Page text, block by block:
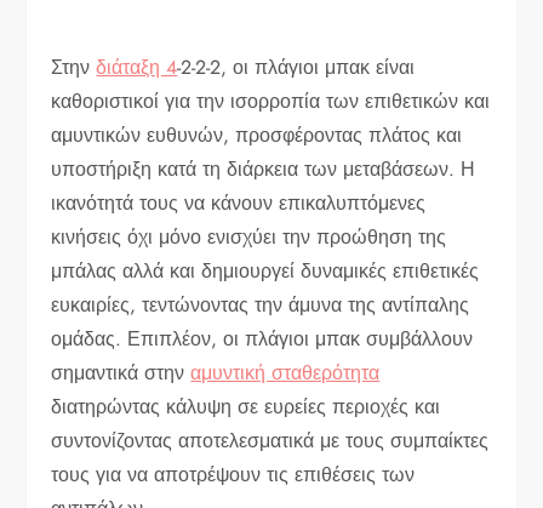
Στηνδιάταξη 4-2-2-2, οι πλάγιοι μπακ είναι
καθοριστικοί για την ισορροπία των επιθετικών και
αμυντικών ευθυνών, προσφέροντας πλάτος και
υποστήριξη κατά τη διάρκεια των μεταβάσεων. Η
ικανότητά τους να κάνουν επικαλυπτόμενες
κινήσεις όχι μόνο ενισχύει την προώθηση της
μπάλας αλλά και δημιουργεί δυναμικές επιθετικές
ευκαιρίες, τεντώνοντας την άμυνα της αντίπαλης
ομάδας. Επιπλέον, οι πλάγιοι μπακ συμβάλλουν
σημαντικά στηναμυντική σταθερότητα
διατηρώντας κάλυψη σε ευρείες περιοχές και
συντονίζοντας αποτελεσματικά με τους συμπαίκτες
τους για να αποτρέψουν τις επιθέσεις των